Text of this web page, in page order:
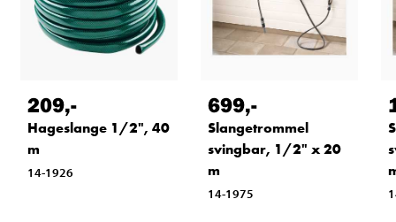
209,-
Hageslange 1/2", 40
m
14-1926
699,-
Slangetrommel
svingbar, 1/2" x 20
m
14-1975